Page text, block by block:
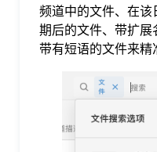
频道中的文件、在该
期后的文件、带扩展
带有短语的文件来精